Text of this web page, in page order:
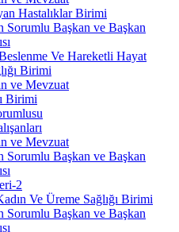
Hastalıklar Birimi
Sorumlu Başkan ve Başkan
Beslenme Ve Hareketli Hayat
Birimi
ve Mevzuat
Birimi
ve Mevzuat
Sorumlu Başkan ve Başkan
2
Ve Üreme Sağlığı Birimi
Sorumlu Başkan ve Başkan